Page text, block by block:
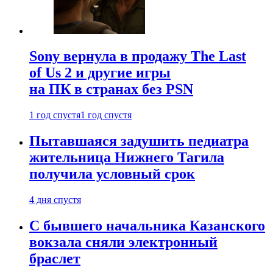
Sony вернула в продажу The Last
of Us 2 и другие игры
на ПК в странах без PSN
1 год спустя1 год спустя
Пытавшаяся задушить педиатра
жительница Нижнего Тагила
получила условный срок
4 дня спустя
С бывшего начальника Казанского
вокзала сняли электронный
браслет